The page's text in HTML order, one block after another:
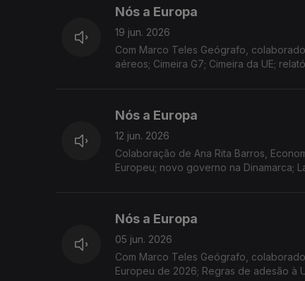
Nós a Europa
19 jun. 2026
Com Marco Teles Geógrafo,
aéreos; Cimeira G7; Cimeira da UE;
Nós a Europa
12 jun. 2026
Colaboração de Ana Rita Barros,
Europeu; novo governo na Dinamarca;
Nós a Europa
05 jun. 2026
Com Marco Teles Geógrafo,
Europeu de 2026; Regras de adesão à